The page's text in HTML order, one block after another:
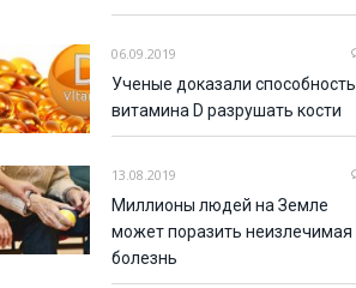
06.09.2019
Ученые доказали способность
витамина D разрушать кости
13.08.2019
Миллионы людей на Земле
может поразить неизлечимая
болезнь